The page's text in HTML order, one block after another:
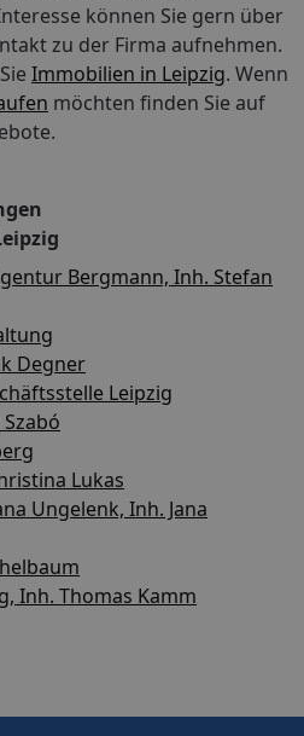
können Sie gern über
zu der Firma aufnehmen.
Immobilien in Leipzig. Wenn
möchten finden Sie auf
Bergmann, Inh. Stefan
Degner
Leipzig
Lukas
Ungelenk, Inh. Jana
Inh. Thomas Kamm